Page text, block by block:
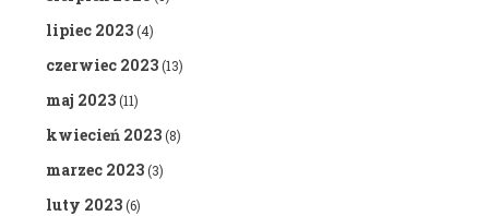
lipiec 2023(4)
czerwiec 2023(13)
maj 2023(11)
kwiecień 2023(8)
marzec 2023(3)
luty 2023(6)